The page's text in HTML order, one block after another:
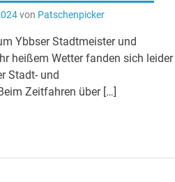
von Patschenpicker
Ybbser Stadtmeister und
heißem Wetter fanden sich leider
Stadt- und
Zeitfahren über […]